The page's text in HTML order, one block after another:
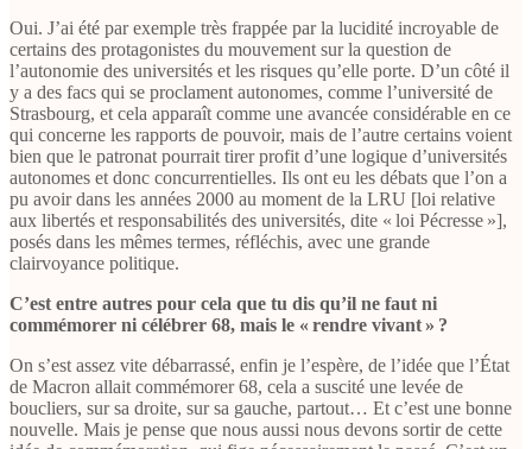
Oui. J’ai été par exemple très frappée par la lucidité incroyable de
certains des protagonistes du mouvement sur la question de
l’autonomie des universités et les risques qu’elle porte. D’un côté il
y a des facs qui se proclament autonomes, comme l’université de
Strasbourg, et cela apparaît comme une avancée considérable en ce
qui concerne les rapports de pouvoir, mais de l’autre certains voient
bien que le patronat pourrait tirer profit d’une logique d’universités
autonomes et donc concurrentielles. Ils ont eu les débats que l’on a
pu avoir dans les années 2000 au moment de la LRU [loi relative
aux libertés et responsabilités des universités, dite « loi Pécresse »],
posés dans les mêmes termes, réfléchis, avec une grande
clairvoyance politique.
C’est entre autres pour cela que tu dis qu’il ne faut ni
commémorer ni célébrer 68, mais le « rendre vivant » ?
On s’est assez vite débarrassé, enfin je l’espère, de l’idée que l’État
de Macron allait commémorer 68, cela a suscité une levée de
boucliers, sur sa droite, sur sa gauche, partout… Et c’est une bonne
nouvelle. Mais je pense que nous aussi nous devons sortir de cette